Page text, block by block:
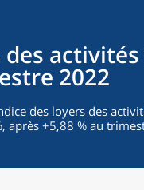
2022
des loyers des
après +5,88 % au